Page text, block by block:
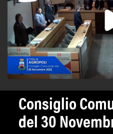
Consiglio
del 30